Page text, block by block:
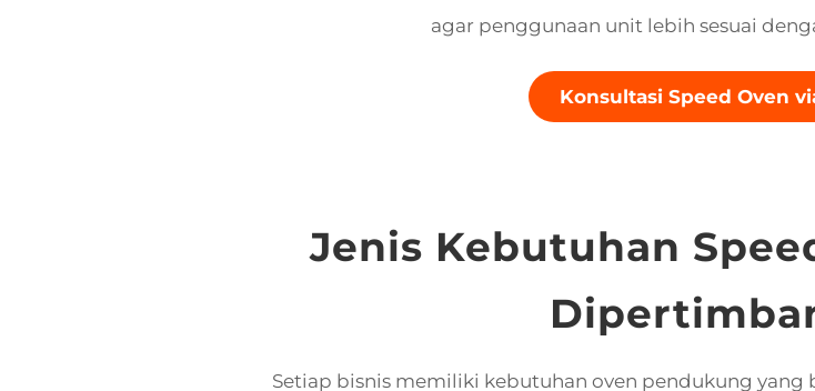
agar penggunaan unit lebih sesuai
Konsultasi Speed Oven
Jenis Kebutuhan
Setiap bisnis memiliki kebutuhan oven pendukung yang